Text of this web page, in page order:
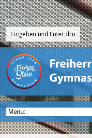
Freiherr-vom-Stein-